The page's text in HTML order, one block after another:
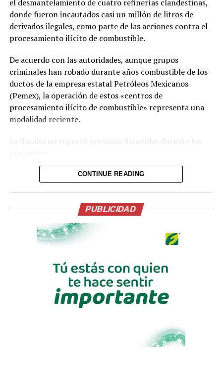
Comparte esto:
Me gusta esto:
el desmantelamiento de cuatro refinerías clandestinas,
donde fueron incautados casi un millón de litros de
derivados ilegales, como parte de las acciones contra el
procesamiento ilícito de combustible.
De acuerdo con las autoridades, aunque grupos
criminales han robado durante años combustible de los
ductos de la empresa estatal Petróleos Mexicanos
(Pemex), la operación de estos «centros de
procesamiento ilícito de combustible» representa una
modalidad reciente.
La fiscalía no reportó personas detenidas durante los
Las plantas clandestinas fueron localizadas en los
autoridades incautaron combustible, contenedores y
maquinaria utilizada en estas instalaciones.
Asimismo, la fiscalía difundió fotografías en las que se
tuberías interconectadas dentro de las refinerías
Según el comunicado oficial, el constante movimiento
despertó las sospechas de las autoridades y permitió
CONTINUE READING
PUBLICIDAD